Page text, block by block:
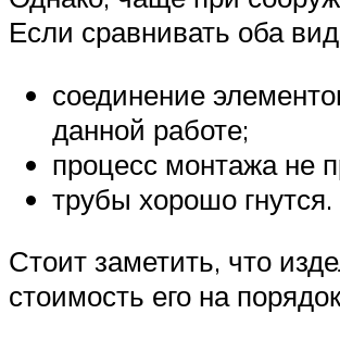
Если сравнивать оба
соединение
данной работе;
процесс монтажа не
трубы хорошо гнутся.
Стоит заметить, что
стоимость его на